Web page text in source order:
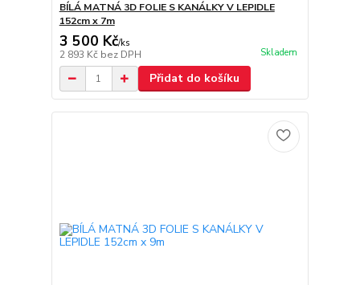
BÍLÁ MATNÁ 3D FOLIE S KANÁLKY V LEPIDLE
152cm x 7m
3 500 Kč/ks
2 893 Kč bez DPH Skladem
Přidat do košíku